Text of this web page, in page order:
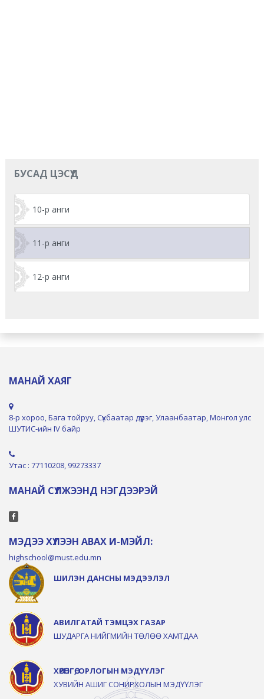
БУСАД ЦЭСҮҮД
10-р анги
11-р анги
12-р анги
МАНАЙ ХАЯГ
8-р хороо, Бага тойруу, Сүхбаатар дүүрэг, Улаанбаатар, Монгол улс
ШУТИС-ийн IV байр
Утас : 77110208, 99273337
МАНАЙ СҮЛЖЭЭНД НЭГДЭЭРЭЙ
МЭДЭЭ ХҮЛЭЭН АВАХ И-МЭЙЛ:
highschool@must.edu.mn
ШИЛЭН ДАНСНЫ МЭДЭЭЛЭЛ
АВИЛГАТАЙ ТЭМЦЭХ ГАЗАР
ШУДАРГА НИЙГМИЙН ТӨЛӨӨ ХАМТДАА
ХӨРӨНГӨ, ОРЛОГЫН МЭДҮҮЛЭГ
ХУВИЙН АШИГ СОНИРХОЛЫН МЭДҮҮЛЭГ